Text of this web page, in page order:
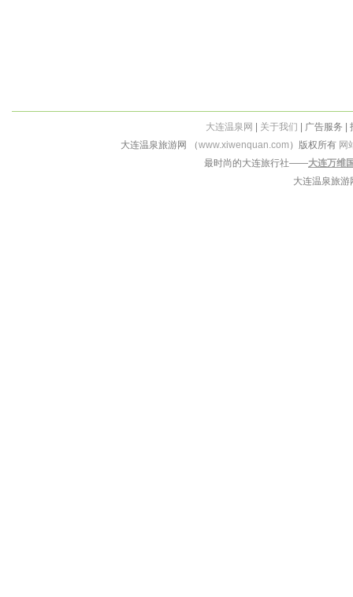
大连温泉网 关于我们 | 广告服务 |
大连温泉旅游网 （www.xiwenquan.com ）版权所有 网
最时尚的大连旅行社——大连万维
大连温泉旅